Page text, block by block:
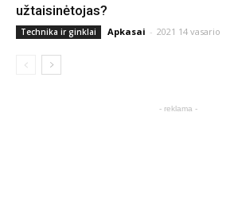
užtaisinėtojas?
Technika ir ginklai Apkasai - 2021 14 vasario
- reklama -